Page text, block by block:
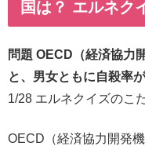
国は？ エルネク
問題 OECD（経済協力
と、男女ともに自殺率
1/28 エルネクイズのこ
OECD（経済協力開発